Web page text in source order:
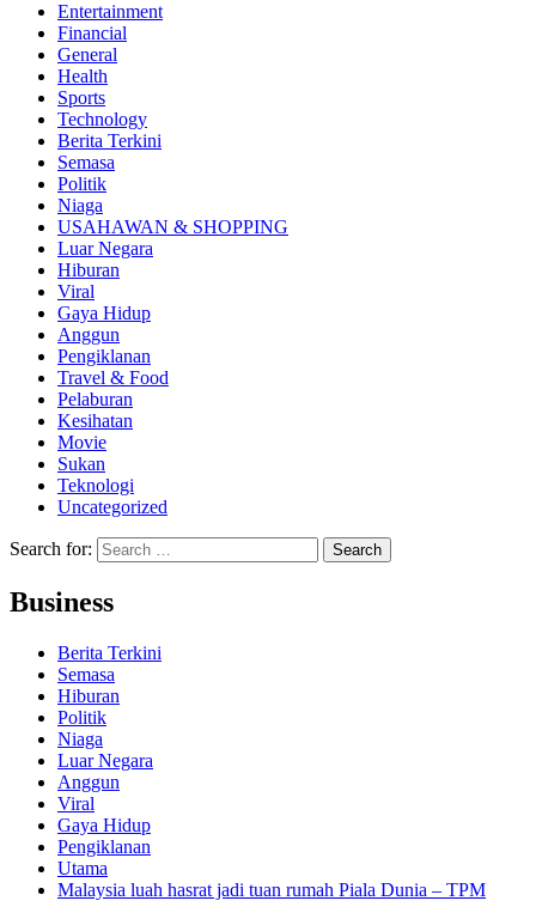
Entertainment
Financial
General
Health
Sports
Technology
Berita Terkini
Semasa
Politik
Niaga
USAHAWAN & SHOPPING
Luar Negara
Hiburan
Viral
Gaya Hidup
Anggun
Pengiklanan
Travel & Food
Pelaburan
Kesihatan
Movie
Sukan
Teknologi
Uncategorized
Search for:
Business
Berita Terkini
Semasa
Hiburan
Politik
Niaga
Luar Negara
Anggun
Viral
Gaya Hidup
Pengiklanan
Utama
Malaysia luah hasrat jadi tuan rumah Piala Dunia – TPM